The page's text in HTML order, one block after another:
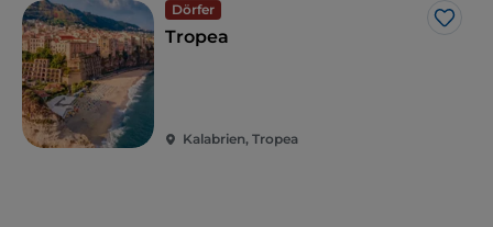
Dörfer
Like
Tropea
Kalabrien, Tropea